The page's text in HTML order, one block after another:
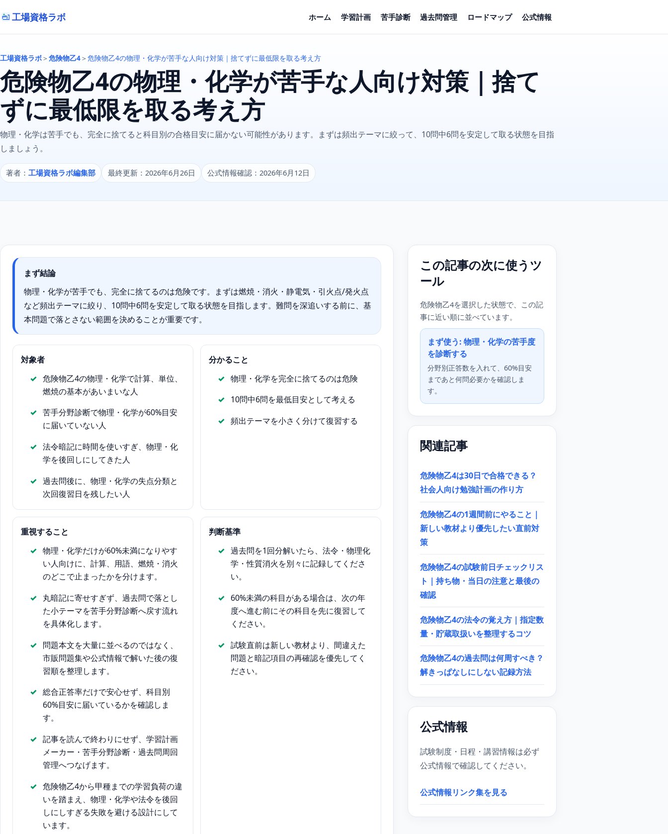
工場資格ラボ ホーム 学習計画 苦手診断 過去問管理 ロードマップ 公式情報
工場資格ラボ＞危険物乙4＞危険物乙4の物理・化学が苦手な人向け対策｜捨てずに最低限を取る考え方
危険物乙4の物理・化学が苦手な人向け対策｜捨て
ずに最低限を取る考え方
物理・化学は苦手でも、完全に捨てると科目別の合格目安に届かない可能性があります。まずは頻出テーマに絞って、10問中6問を安定して取る状態を目指
しましょう。
著者：工場資格ラボ編集部 最終更新：2026年6月26日 公式情報確認：2026年6月12日
まず結論
物理・化学が苦手でも、完全に捨てるのは危険です。まずは燃焼・消火・静電気・引火点/発火点
など頻出テーマに絞り、10問中6問を安定して取る状態を目指します。難問を深追いする前に、基
本問題で落とさない範囲を決めることが重要です。
対象者
危険物乙4の物理・化学で計算、単位、
燃焼の基本があいまいな人
苦手分野診断で物理・化学が60%目安
に届いていない人
法令暗記に時間を使いすぎ、物理・化
学を後回しにしてきた人
過去問後に、物理・化学の失点分類と
次回復習日を残したい人
分かること
物理・化学を完全に捨てるのは危険
10問中6問を最低目安として考える
頻出テーマを小さく分けて復習する
重視すること
物理・化学だけが60%未満になりやす
い人向けに、計算、用語、燃焼・消火
のどこで止まったかを分けます。
丸暗記に寄せすぎず、過去問で落とし
た小テーマを苦手分野診断へ戻す流れ
を具体化します。
問題本文を大量に並べるのではなく、
市販問題集や公式情報で解いた後の復
習順を整理します。
総合正答率だけで安心せず、科目別
60%目安に届いているかを確認しま
す。
記事を読んで終わりにせず、学習計画
メーカー・苦手分野診断・過去問周回
管理へつなげます。
危険物乙4から甲種までの学習負荷の違
いを踏まえ、物理・化学や法令を後回
しにしすぎる失敗を避ける設計にして
います。
判断基準
過去問を1回分解いたら、法令・物理化
学・性質消火を別々に記録してくださ
い。
60%未満の科目がある場合は、次の年
度へ進む前にその科目を先に復習して
ください。
試験直前は新しい教材より、間違えた
問題と暗記項目の再確認を優先してく
ださい。
この記事の次に使うツ
ール
危険物乙4を選択した状態で、この記
事に近い順に並べています。
まず使う: 物理・化学の苦手度
を診断する
分野別正答数を入れて、60%目安
まであと何問必要かを確認しま
す。
関連記事
危険物乙4は30日で合格できる？
社会人向け勉強計画の作り方
危険物乙4の1週間前にやること｜
新しい教材より優先したい直前対
策
危険物乙4の試験前日チェックリス
ト｜持ち物・当日の注意と最後の
確認
危険物乙4の法令の覚え方｜指定数
量・貯蔵取扱いを整理するコツ
危険物乙4の過去問は何周すべき？
解きっぱなしにしない記録方法
公式情報
試験制度・日程・講習情報は必ず
公式情報で確認してください。
公式情報リンク集を見る